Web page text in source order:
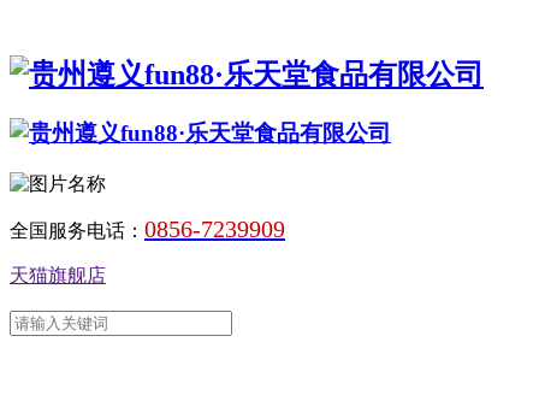
全国服务电话： 0856-7239909
天猫旗舰店